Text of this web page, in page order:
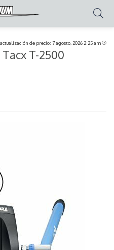
de precio: 7 agosto, 2026 2:25 am
T-2500